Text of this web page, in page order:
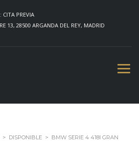
CITA PREVIA
13, 28500 ARGANDA DEL REY, MADRID
> DISPONIBLE > BMW SERIE 4 418I GRAN